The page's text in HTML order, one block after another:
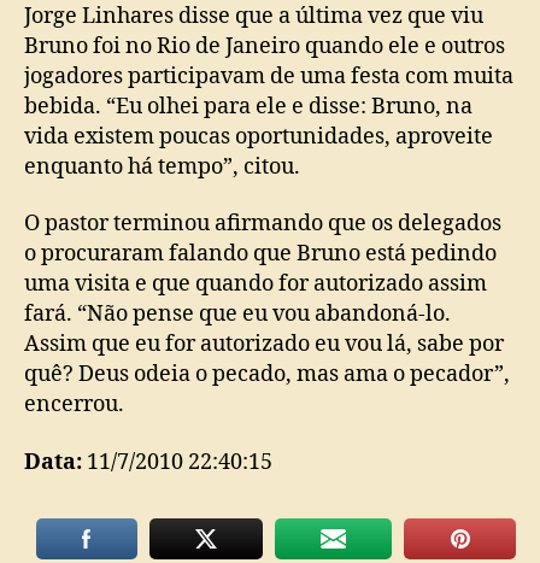
Jorge Linhares disse que a última vez que viu
Bruno foi no Rio de Janeiro quando ele e outros
jogadores participavam de uma festa com muita
bebida. “Eu olhei para ele e disse: Bruno, na
vida existem poucas oportunidades, aproveite
enquanto há tempo”, citou.
O pastor terminou afirmando que os delegados
o procuraram falando que Bruno está pedindo
uma visita e que quando for autorizado assim
fará. “Não pense que eu vou abandoná-lo.
Assim que eu for autorizado eu vou lá, sabe por
quê? Deus odeia o pecado, mas ama o pecador”,
encerrou.
Data: 11/7/2010 22:40:15